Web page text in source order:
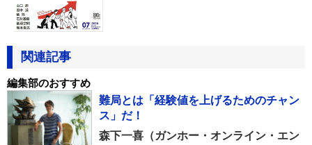
関連記事
編集部のおすすめ
難局とは「経験値を上げるためのチャン
ス」だ！
森下一喜（ガンホー・オンライン・エン